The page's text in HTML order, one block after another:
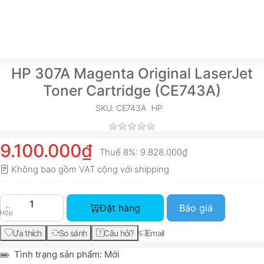
HP 307A Magenta Original LaserJet
Toner Cartridge (CE743A)
SKU: CE743A HP
9.100.000₫ Thuế 8%: 9.828.000₫
Không bao gồm VAT cộng với shipping
Hộp
HP 307A Magenta Original LaserJet Toner
Đặt hàng Báo giá
Ưa thích So sánh Câu hỏi? Email
Tình trạng sản phẩm: Mới